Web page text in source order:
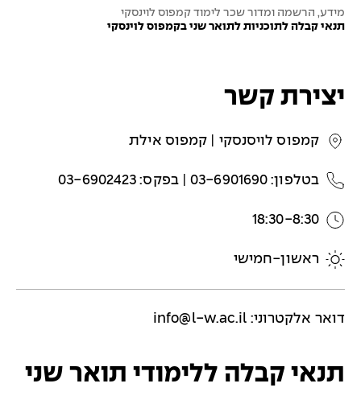
ו
ד
מידע, הרשמה ומדור שכר לימוד קמפוס לוינסקי
תנאי קבלה לתוכניות לתואר שני בקמפוס לוינסקי
יצירת קשר
קמפוס לויסנסקי | קמפוס אילת
בטלפון: 03-6901690 | בפקס: 03-6902423
18:30-8:30
ראשון-חמישי
דואר אלקטרוני: info@l-w.ac.il
תנאי קבלה ללימודי תואר שני